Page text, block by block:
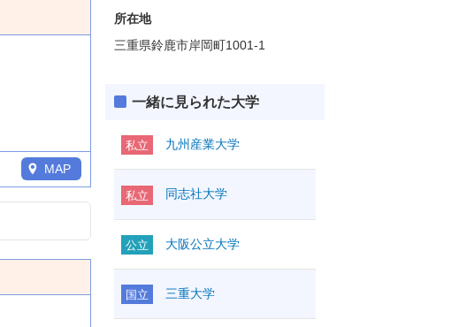
MAP
所在地
三重県鈴鹿市岸岡町1001-1
一緒に見られた大学
私立 九州産業大学
私立 同志社大学
公立 大阪公立大学
国立 三重大学